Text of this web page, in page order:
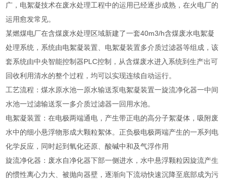
广，电絮凝技术在废水处理工程中的运用已经逐步成熟，在火电厂的
运用愈发常见。
某燃煤电厂在含煤废水处理区域新建了一套40m3/h含煤废水电絮凝
处理系统，系统由电絮凝装置、电絮凝装置多介质过滤器等组成，该
套系统由中央智能控制器PLC控制，从含煤废水进入系统到生产出可
回收利用清水的整个过程，均可以实现连续自动运行。
工艺流程：煤水原水池一原水输送泵电絮凝装置一旋流净化器一中间
水池一过滤输送泵一多介质过滤器一回用水池。
电絮凝装置：在电极两端通电，产生带正电的高分子絮凝体，吸附废
水中的细小悬浮物形成大颗粒絮体。正负极电极两端产生的一系列电
化学反应，同时起到氧化还原、酸碱中和及气浮作用
旋流净化器：废水自净化器下部一侧进水，水中悬浮颗粒因旋流产生
的惯性离心力大、被抛向器壁，逐渐向下流动快速沉降至底部成为污